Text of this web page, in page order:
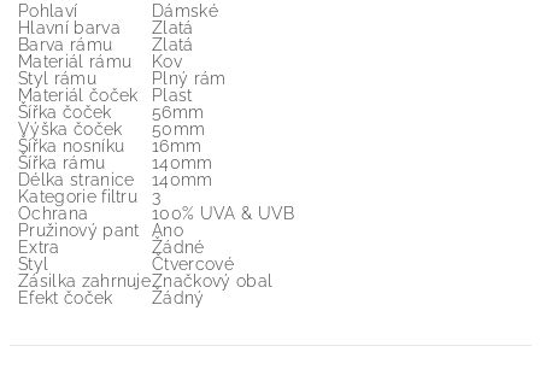
Pohlaví
Dámské
Hlavní barva
Zlatá
Barva rámu
Zlatá
Materiál rámu
Kov
Styl rámu
Plný rám
Materiál čoček
Plast
Šířka čoček
56mm
Výška čoček
50mm
Šířka nosníku
16mm
Šířka rámu
140mm
Délka stranice
140mm
Kategorie filtru
3
Ochrana
100% UVA & UVB
Pružinový pant
Ano
Extra
Žádné
Styl
Čtvercové
Zásilka zahrnujeZnačkový obal
Efekt čoček
Žádný